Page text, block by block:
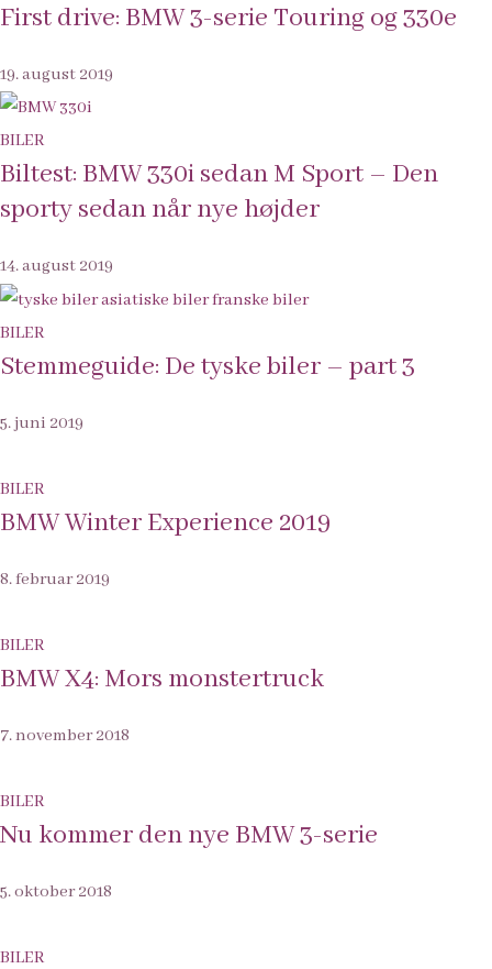
First drive: BMW 3-serie Touring og 330e
19. august 2019
BILER
Biltest: BMW 330i sedan M Sport – Den
sporty sedan når nye højder
14. august 2019
BILER
Stemmeguide: De tyske biler – part 3
5. juni 2019
BILER
BMW Winter Experience 2019
8. februar 2019
BILER
BMW X4: Mors monstertruck
7. november 2018
BILER
Nu kommer den nye BMW 3-serie
5. oktober 2018
BILER